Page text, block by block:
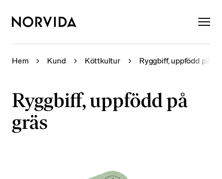
Hem Kund Köttkultur Ryggbiff, uppfödd på
Ryggbiff, uppfödd på
gräs